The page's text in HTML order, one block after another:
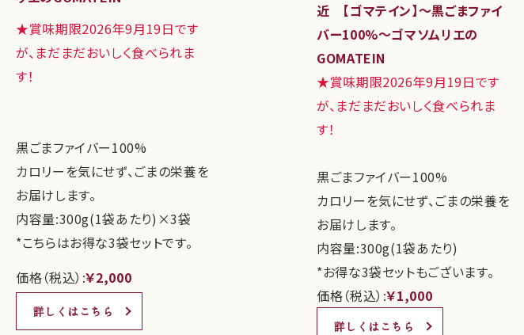
★賞味期限2026年9月19日です
が、まだまだおいしく食べられま
す！
黒ごまファイバー100%
カロリーを気にせず、ごまの栄養を
お届けします。
内容量:300g(1袋あたり)×3袋
*こちらはお得な3袋セットです。
価格（税込）:￥2,000
詳しくはこちら
近 【ゴマテイン】～黒ごまファイ
バー100%～ゴマソムリエの
GOMATEIN
★賞味期限2026年9月19日です
が、まだまだおいしく食べられま
す！
黒ごまファイバー100%
カロリーを気にせず、ごまの栄養を
お届けします。
内容量:300g(1袋あたり)
*お得な3袋セットもございます。
価格（税込）:￥1,000
詳しくはこちら